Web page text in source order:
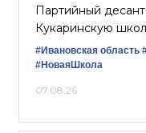
Партийный
Кукаринскую
#Ивановская область
#НоваяШкола
07.08.26